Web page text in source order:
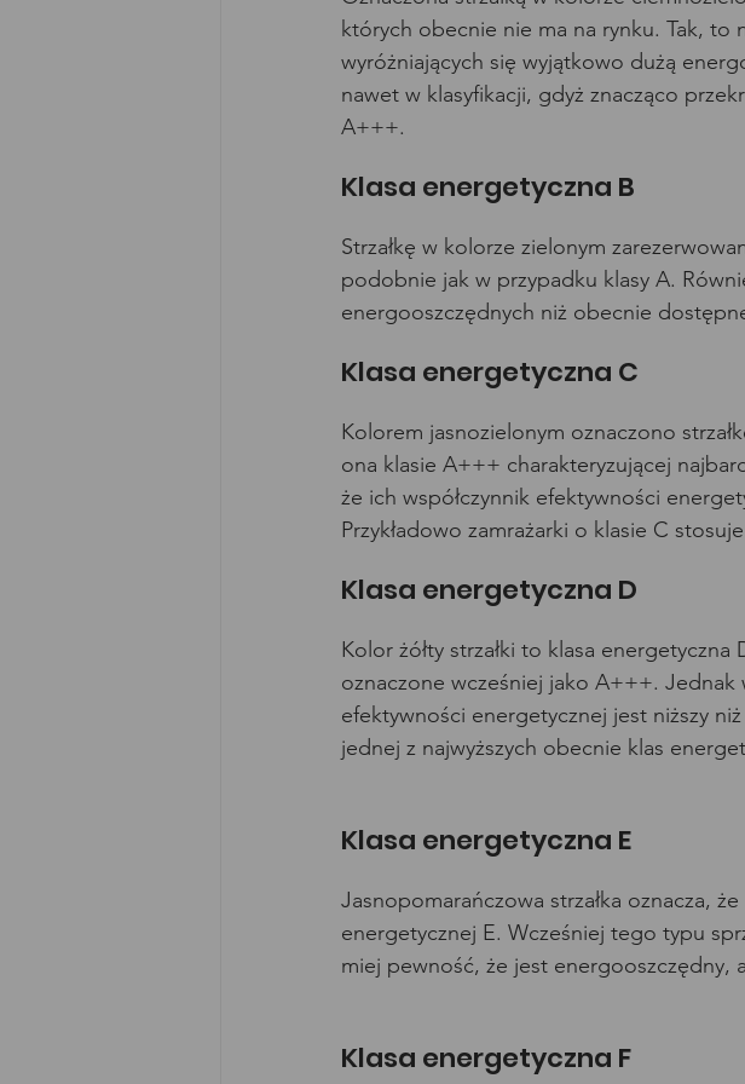
których obecnie nie ma na rynku. Tak, to
wyróżniających się wyjątkowo dużą
nawet w klasyfikacji, gdyż znacząco
A+++.
Klasa energetyczna B
Strzałkę w kolorze zielonym
podobnie jak w przypadku klasy A.
energooszczędnych niż obecnie
Klasa energetyczna C
Kolorem jasnozielonym oznaczono
ona klasie A+++ charakteryzującej
że ich współczynnik efektywności
Przykładowo zamrażarki o klasie C
Klasa energetyczna D
Kolor żółty strzałki to klasa
oznaczone wcześniej jako A+++. Jednak
efektywności energetycznej jest niższy
jednej z najwyższych obecnie klas
Klasa energetyczna E
Jasnopomarańczowa strzałka oznacza,
energetycznej E. Wcześniej tego typu
miej pewność, że jest energooszczędny,
Klasa energetyczna F